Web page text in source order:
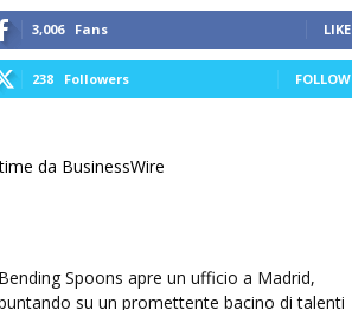
3,006 Fans LIKE
238 Followers FOLLOW
da BusinessWire
Spoons apre un ufficio a Madrid,
su un promettente bacino di talenti